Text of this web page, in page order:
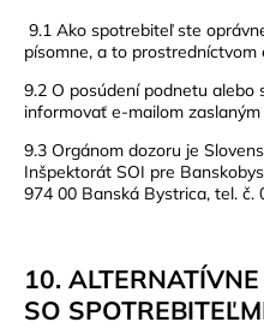
9.1 Ako spotrebiteľ ste
písomne, a to prostredníctvom
9.2 O posúdení podnetu alebo
informovať e-mailom
9.3 Orgánom dozoru je
Inšpektorát SOI pre
974 00 Banská Bystrica, tel. č.
10.
SO